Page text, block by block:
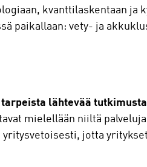
kvanttilaskentaan ja
paikallaan: vety- ja
lähtevää
mielellään niiltä
jotta